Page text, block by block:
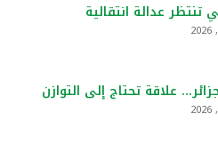
ن
تنتظر عدالة انتقالية
علاقة تحتاج إلى التوازن